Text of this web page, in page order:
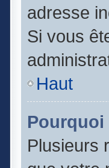
adresse
Si vous
Haut
Pourquoi
Plusieurs